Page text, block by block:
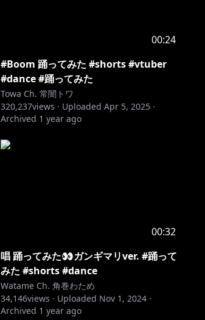
00:24
#Boom 踊ってみた #shorts #vtuber
#dance #踊ってみた
Towa Ch. 常闇トワ
320,237views · Uploaded Apr 5, 2025 ·
Archived 1 year ago
00:32
唱 踊ってみた👀ガンギマリver. #踊って
みた #shorts #dance
Watame Ch. 角巻わため
34,146views · Uploaded Nov 1, 2024 ·
Archived 1 year ago